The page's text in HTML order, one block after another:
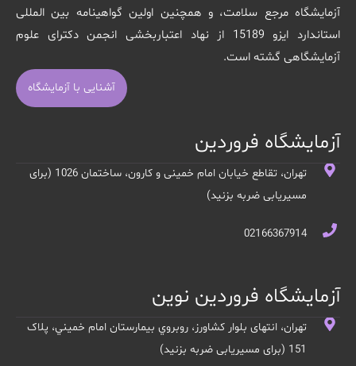
آزمایشگاه مرجع سلامت، و همچنین اولین گواهینامه بین المللی
استاندارد ایزو 15189 از نهاد اعتباربخشی انجمن دکترای علوم
آزمایشگاهی گشته است.
آشنایی با آزمایشگاه
آزمایشگاه فروردین
تهران، تقاطع خیابان امام خمینی و کارون، ساختمان 1026 (برای
مسیریابی ضربه بزنید)
02166367914
آزمایشگاه فروردین نوین
تهران، انتهای بلوار کشاورز، روبروي بيمارستان امام خميني، پلاک
151 (برای مسیریابی ضربه بزنید)